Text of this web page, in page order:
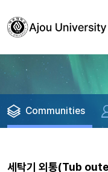
Communities
세탁기 외통(Tub